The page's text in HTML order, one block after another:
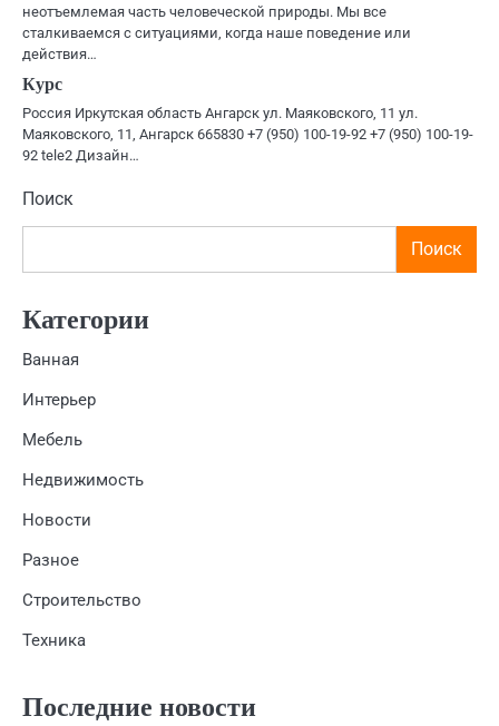
неотъемлемая часть человеческой природы. Мы все
сталкиваемся с ситуациями, когда наше поведение или
действия…
Курс
Россия Иркутская область Ангарск ул. Маяковского, 11 ул.
Маяковского, 11, Ангарск 665830 +7 (950) 100-19-92 +7 (950) 100-19-
92 tele2 Дизайн…
Поиск
Поиск
Категории
Ванная
Интерьер
Мебель
Недвижимость
Новости
Разное
Строительство
Техника
Последние новости